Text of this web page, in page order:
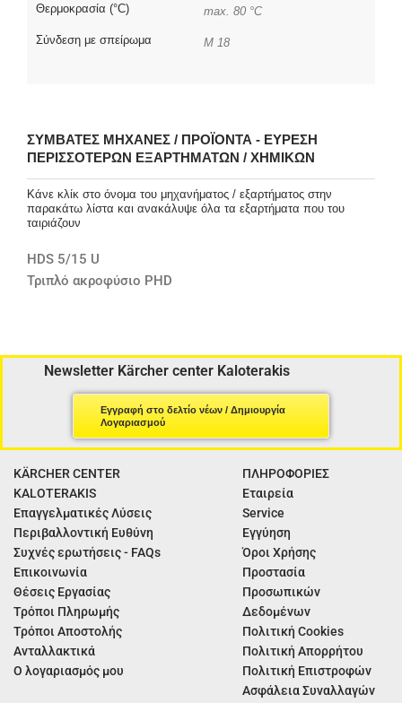
Θερμοκρασία (°C) max. 80 °C
Σύνδεση με σπείρωμα M 18
ΣΥΜΒΑΤΈΣ ΜΗΧΑΝΈΣ / ΠΡΟΪΌΝΤΑ - ΕΎΡΕΣΗ
ΠΕΡΙΣΣΌΤΕΡΩΝ ΕΞΑΡΤΗΜΆΤΩΝ / ΧΗΜΙΚΏΝ
Κάνε κλίκ στο όνομα του μηχανήματος / εξαρτήματος στην
παρακάτω λίστα και ανακάλυψε όλα τα εξαρτήματα που του
ταιριάζουν
HDS 5/15 U
Τριπλό ακροφύσιο PHD
Newsletter Kärcher center Kaloterakis
Εγγραφή στο δελτίο νέων / Δημιουργία
Λογαριασμού
KÄRCHER CENTER
KALOTERAKIS
Επαγγελματικές Λύσεις
Περιβαλλοντική Ευθύνη
Συχνές ερωτήσεις - FAQs
Επικοινωνία
Θέσεις Εργασίας
Τρόποι Πληρωμής
Τρόποι Αποστολής
Ανταλλακτικά
Ο λογαριασμός μου
ΠΛΗΡΟΦΟΡΙΕΣ
Εταιρεία
Service
Εγγύηση
Όροι Χρήσης
Προστασία
Προσωπικών
Δεδομένων
Πολιτική Cookies
Πολιτική Απορρήτου
Πολιτική Επιστροφών
Ασφάλεια Συναλλαγών